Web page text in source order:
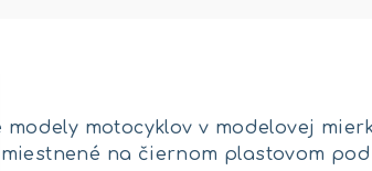
modely motocyklov v modelovej
na čiernom plastovom